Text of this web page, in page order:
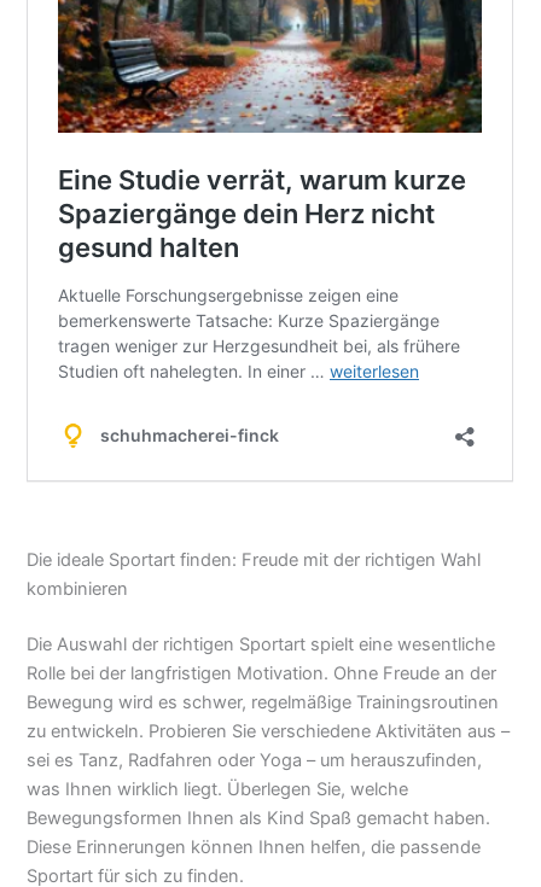
Die ideale Sportart finden: Freude mit der richtigen Wahl
kombinieren
Die Auswahl der richtigen Sportart spielt eine wesentliche
Rolle bei der langfristigen Motivation. Ohne Freude an der
Bewegung wird es schwer, regelmäßige Trainingsroutinen
zu entwickeln. Probieren Sie verschiedene Aktivitäten aus –
sei es Tanz, Radfahren oder Yoga – um herauszufinden,
was Ihnen wirklich liegt. Überlegen Sie, welche
Bewegungsformen Ihnen als Kind Spaß gemacht haben.
Diese Erinnerungen können Ihnen helfen, die passende
Sportart für sich zu finden.